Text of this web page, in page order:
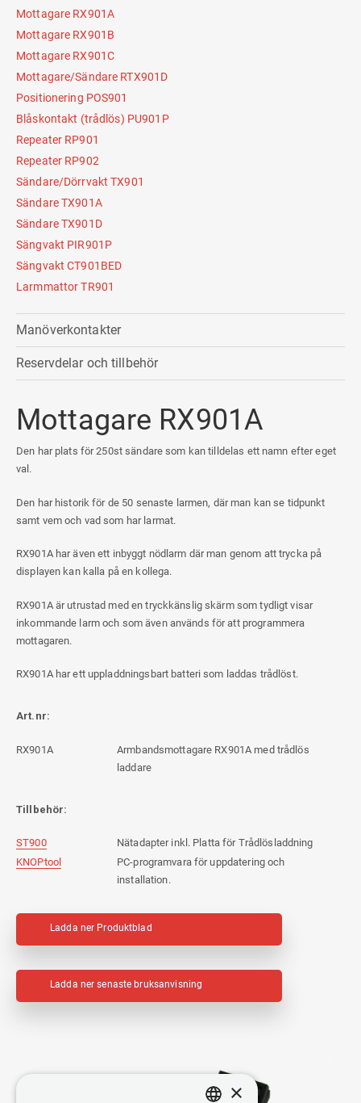
Mottagare RX901A
Mottagare RX901B
Mottagare RX901C
Mottagare/Sändare RTX901D
Positionering POS901
Blåskontakt (trådlös) PU901P
Repeater RP901
Repeater RP902
Sändare/Dörrvakt TX901
Sändare TX901A
Sändare TX901D
Sängvakt PIR901P
Sängvakt CT901BED
Larmmattor TR901
Manöverkontakter
Reservdelar och tillbehör
Mottagare RX901A
Den har plats för 250st sändare som kan tilldelas ett namn efter eget
val.
Den har historik för de 50 senaste larmen, där man kan se tidpunkt
samt vem och vad som har larmat.
RX901A har även ett inbyggt nödlarm där man genom att trycka på
displayen kan kalla på en kollega.
RX901A är utrustad med en tryckkänslig skärm som tydligt visar
inkommande larm och som även används för att programmera
mottagaren.
RX901A har ett uppladdningsbart batteri som laddas trådlöst.
Art.nr:
RX901A
Armbandsmottagare RX901A med trådlös
laddare
Tillbehör:
ST900
Nätadapter inkl. Platta för Trådlösladdning
KNOPtool
PC-programvara för uppdatering och
installation.
Ladda ner Produktblad
Ladda ner senaste bruksanvisning
×